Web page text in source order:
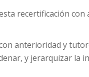
recertificación
anterioridad y
y jerarquizar la